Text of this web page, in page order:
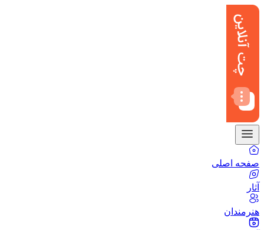
صفحه اصلی
آثار
هنرمندان